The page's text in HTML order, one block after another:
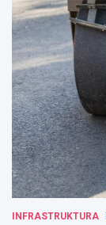
INFRASTRUKTURA